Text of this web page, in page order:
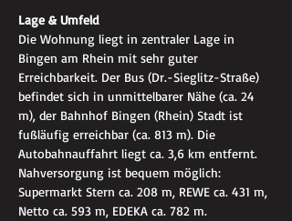
Lage & Umfeld
Die Wohnung liegt in zentraler Lage in
Bingen am Rhein mit sehr guter
Erreichbarkeit. Der Bus (Dr.-Sieglitz-Straße)
befindet sich in unmittelbarer Nähe (ca. 24
m), der Bahnhof Bingen (Rhein) Stadt ist
fußläufig erreichbar (ca. 813 m). Die
Autobahnauffahrt liegt ca. 3,6 km entfernt.
Nahversorgung ist bequem möglich:
Supermarkt Stern ca. 208 m, REWE ca. 431 m,
Netto ca. 593 m, EDEKA ca. 782 m.